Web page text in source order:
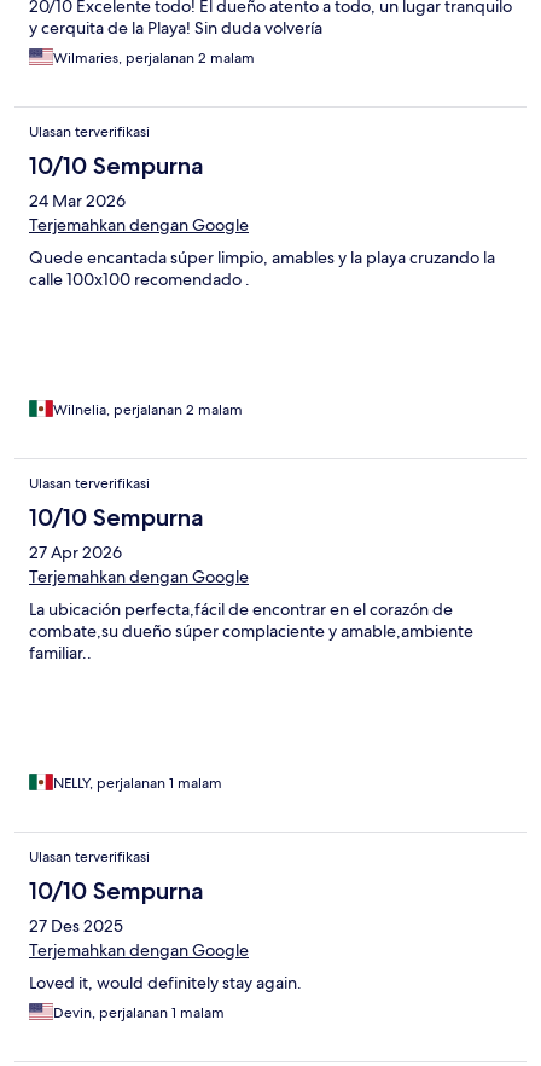
20/10 Excelente todo! El dueño atento a todo, un lugar tranquilo
y cerquita de la Playa! Sin duda volvería
Wilmaries, perjalanan 2 malam
Ulasan terverifikasi
10/10 Sempurna
24 Mar 2026
Terjemahkan dengan Google
Quede encantada súper limpio, amables y la playa cruzando la
calle 100x100 recomendado .
Wilnelia, perjalanan 2 malam
Ulasan terverifikasi
10/10 Sempurna
27 Apr 2026
Terjemahkan dengan Google
La ubicación perfecta,fácil de encontrar en el corazón de
combate,su dueño súper complaciente y amable,ambiente
familiar..
NELLY, perjalanan 1 malam
Ulasan terverifikasi
10/10 Sempurna
27 Des 2025
Terjemahkan dengan Google
Loved it, would definitely stay again.
Devin, perjalanan 1 malam